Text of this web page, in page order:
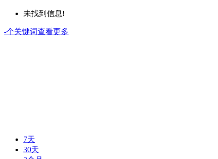
未找到信息!
-个关键词查看更多
7天
30天